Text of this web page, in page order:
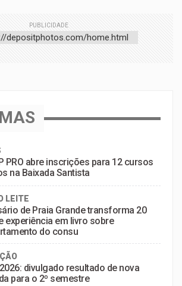
PUBLICIDADE
PRO abre inscrições para 12 cursos
na Baixada Santista
LEITE
de Praia Grande transforma 20
experiência em livro sobre
do consu
divulgado resultado de nova
para o 2º semestre